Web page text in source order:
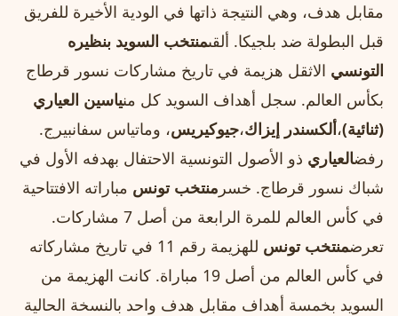
مقابل هدف، وهي النتيجة ذاتها في الودية الأخيرة للفريق
قبل البطولة ضد بلجيكا. ألقىمنتخب السويد بنظيره
التونسي الاثقل هزيمة في تاريخ مشاركات نسور قرطاج
بكأس العالم. سجل أهداف السويد كل منياسين العياري
(ثنائية)،ألكسندر إيزاك،جيوكيريس، وماتياس سفانبيرج.
رفضالعياري ذو الأصول التونسية الاحتفال بهدفه الأول في
شباك نسور قرطاج. خسر منتخب تونس مباراته الافتتاحية
في كأس العالم للمرة الرابعة من أصل 7 مشاركات.
تعرضمنتخب تونس
للهزيمة رقم 11 في تاريخ مشاركاته
في كأس العالم من أصل 19 مباراة. كانت الهزيمة من
السويد بخمسة أهداف مقابل هدف واحد بالنسخة الحالية